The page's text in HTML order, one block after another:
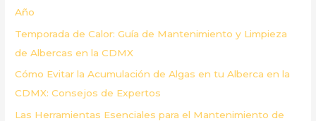
Año
Temporada de Calor: Guía de Mantenimiento y Limpieza
de Albercas en la CDMX
Cómo Evitar la Acumulación de Algas en tu Alberca en la
CDMX: Consejos de Expertos
Las Herramientas Esenciales para el Mantenimiento de